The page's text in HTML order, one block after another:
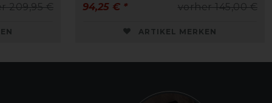
209,95 €
vorher 145,00 €
94,25 € *
ARTIKEL MERKEN